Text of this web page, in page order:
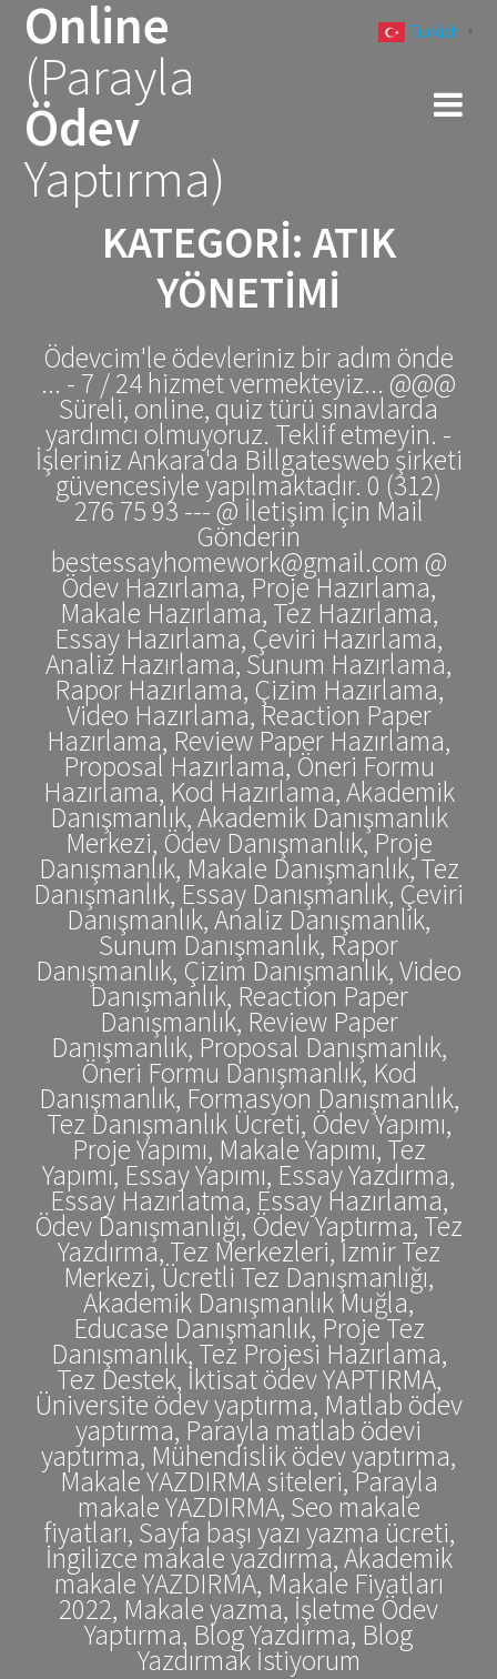
Online
(Parayla
Ödev
Yaptırma)
KATEGORI: ATIK
YÖNETIMI
Ödevcim'le ödevleriniz bir adım önde
... - 7 / 24 hizmet vermekteyiz... @@@
Süreli, online, quiz türü sınavlarda
yardımcı olmuyoruz. Teklif etmeyin. -
İşleriniz Ankara'da Billgatesweb şirketi
güvencesiyle yapılmaktadır. 0 (312)
276 75 93 --- @ İletişim İçin Mail
Gönderin
bestessayhomework@gmail.com @
Ödev Hazırlama, Proje Hazırlama,
Makale Hazırlama, Tez Hazırlama,
Essay Hazırlama, Çeviri Hazırlama,
Analiz Hazırlama, Sunum Hazırlama,
Rapor Hazırlama, Çizim Hazırlama,
Video Hazırlama, Reaction Paper
Hazırlama, Review Paper Hazırlama,
Proposal Hazırlama, Öneri Formu
Hazırlama, Kod Hazırlama, Akademik
Danışmanlık, Akademik Danışmanlık
Merkezi, Ödev Danışmanlık, Proje
Danışmanlık, Makale Danışmanlık, Tez
Danışmanlık, Essay Danışmanlık, Çeviri
Danışmanlık, Analiz Danışmanlık,
Sunum Danışmanlık, Rapor
Danışmanlık, Çizim Danışmanlık, Video
Danışmanlık, Reaction Paper
Danışmanlık, Review Paper
Danışmanlık, Proposal Danışmanlık,
Öneri Formu Danışmanlık, Kod
Danışmanlık, Formasyon Danışmanlık,
Tez Danışmanlık Ücreti, Ödev Yapımı,
Proje Yapımı, Makale Yapımı, Tez
Yapımı, Essay Yapımı, Essay Yazdırma,
Essay Hazırlatma, Essay Hazırlama,
Ödev Danışmanlığı, Ödev Yaptırma, Tez
Yazdırma, Tez Merkezleri, İzmir Tez
Merkezi, Ücretli Tez Danışmanlığı,
Akademik Danışmanlık Muğla,
Educase Danışmanlık, Proje Tez
Danışmanlık, Tez Projesi Hazırlama,
Tez Destek, İktisat ödev YAPTIRMA,
Üniversite ödev yaptırma, Matlab ödev
yaptırma, Parayla matlab ödevi
yaptırma, Mühendislik ödev yaptırma,
Makale YAZDIRMA siteleri, Parayla
makale YAZDIRMA, Seo makale
fiyatları, Sayfa başı yazı yazma ücreti,
İngilizce makale yazdırma, Akademik
makale YAZDIRMA, Makale Fiyatları
2022, Makale yazma, İşletme Ödev
Yaptırma, Blog Yazdırma, Blog
Yazdırmak İstiyorum
Turkish ▼